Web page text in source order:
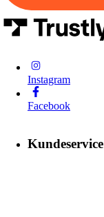
Instagram
Facebook
Kundeservice